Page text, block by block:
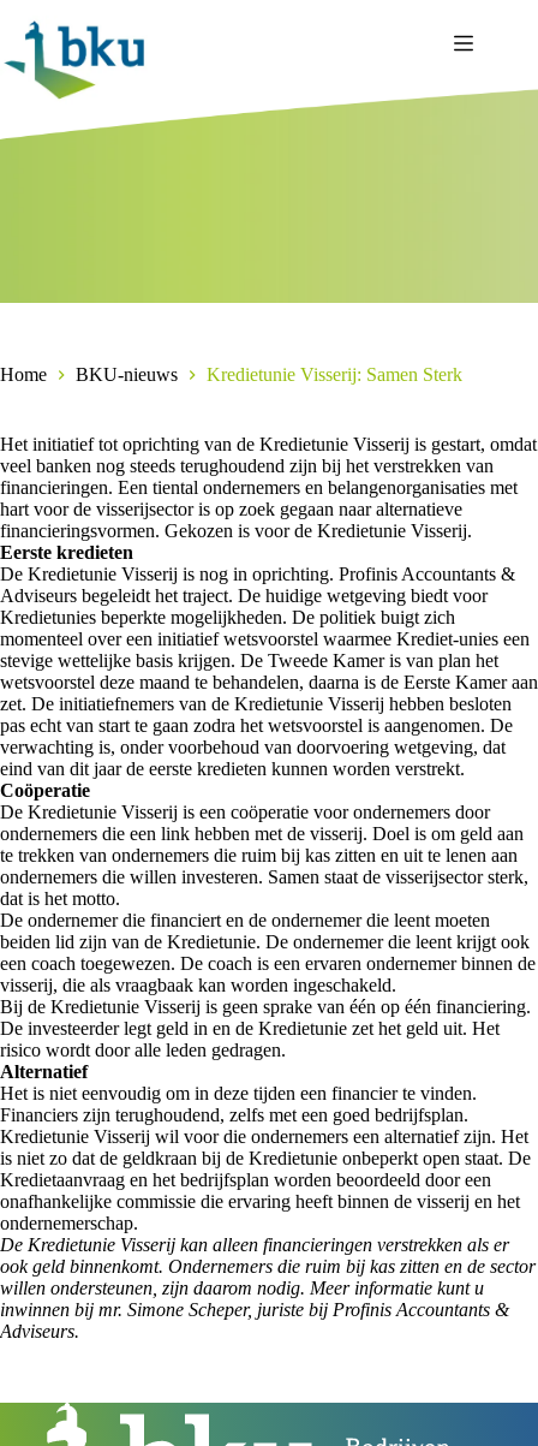
naar
inhoud
Home BKU-nieuws Kredietunie Visserij: Samen Sterk
Het initiatief tot oprichting van de Kredietunie Visserij is gestart, omdat
veel banken nog steeds terughoudend zijn bij het verstrekken van
financieringen. Een tiental ondernemers en belangenorganisaties met
hart voor de visserijsector is op zoek gegaan naar alternatieve
financieringsvormen. Gekozen is voor de Kredietunie Visserij.
Eerste kredieten
De Kredietunie Visserij is nog in oprichting. Profinis Accountants &
Adviseurs begeleidt het traject. De huidige wetgeving biedt voor
Kredietunies beperkte mogelijkheden. De politiek buigt zich
momenteel over een initiatief wetsvoorstel waarmee Krediet-unies een
stevige wettelijke basis krijgen. De Tweede Kamer is van plan het
wetsvoorstel deze maand te behandelen, daarna is de Eerste Kamer aan
zet. De initiatiefnemers van de Kredietunie Visserij hebben besloten
pas echt van start te gaan zodra het wetsvoorstel is aangenomen. De
verwachting is, onder voorbehoud van doorvoering wetgeving, dat
eind van dit jaar de eerste kredieten kunnen worden verstrekt.
Coöperatie
De Kredietunie Visserij is een coöperatie voor ondernemers door
ondernemers die een link hebben met de visserij. Doel is om geld aan
te trekken van ondernemers die ruim bij kas zitten en uit te lenen aan
ondernemers die willen investeren. Samen staat de visserijsector sterk,
dat is het motto.
De ondernemer die financiert en de ondernemer die leent moeten
beiden lid zijn van de Kredietunie. De ondernemer die leent krijgt ook
een coach toegewezen. De coach is een ervaren ondernemer binnen de
visserij, die als vraagbaak kan worden ingeschakeld.
Bij de Kredietunie Visserij is geen sprake van één op één financiering.
De investeerder legt geld in en de Kredietunie zet het geld uit. Het
risico wordt door alle leden gedragen.
Alternatief
Het is niet eenvoudig om in deze tijden een financier te vinden.
Financiers zijn terughoudend, zelfs met een goed bedrijfsplan.
Kredietunie Visserij wil voor die ondernemers een alternatief zijn. Het
is niet zo dat de geldkraan bij de Kredietunie onbeperkt open staat. De
Kredietaanvraag en het bedrijfsplan worden beoordeeld door een
onafhankelijke commissie die ervaring heeft binnen de visserij en het
ondernemerschap.
De Kredietunie Visserij kan alleen financieringen verstrekken als er
ook geld binnenkomt. Ondernemers die ruim bij kas zitten en de sector
willen ondersteunen, zijn daarom nodig. Meer informatie kunt u
inwinnen bij mr. Simone Scheper, juriste bij Profinis Accountants &
Adviseurs.